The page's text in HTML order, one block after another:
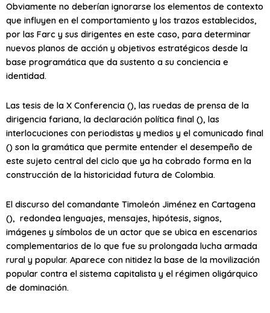
Obviamente no deberían ignorarse los elementos de contexto
que influyen en el comportamiento y los trazos establecidos,
por las Farc y sus dirigentes en este caso, para determinar
nuevos planos de acción y objetivos estratégicos desde la
base programática que da sustento a su conciencia e
identidad.
Las tesis de la X Conferencia (), las ruedas de prensa de la
dirigencia fariana, la declaración política final (), las
interlocuciones con periodistas y medios y el comunicado final
() son la gramática que permite entender el desempeño de
este sujeto central del ciclo que ya ha cobrado forma en la
construcción de la historicidad futura de Colombia.
El discurso del comandante Timoleón Jiménez en Cartagena
(), redondea lenguajes, mensajes, hipótesis, signos,
imágenes y símbolos de un actor que se ubica en escenarios
complementarios de lo que fue su prolongada lucha armada
rural y popular. Aparece con nitidez la base de la movilización
popular contra el sistema capitalista y el régimen oligárquico
de dominación.